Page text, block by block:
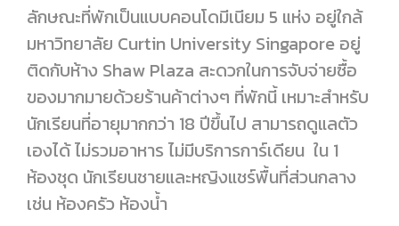
ลักษณะที่พักเป็นแบบคอนโดมีเนียม 5 แห่ง อยู่ใกล้
มหาวิทยาลัย Curtin University Singapore อยู่
ติดกับห้าง Shaw Plaza สะดวกในการจับจ่ายซื้อ
ของมากมายด้วยร้านค้าต่างๆ ที่พักนี้ เหมาะสำหรับ
นักเรียนที่อายุมากกว่า 18 ปีขึ้นไป สามารถดูแลตัว
เองได้ ไม่รวมอาหาร ไม่มีบริการการ์เดียน ใน 1
ห้องชุด นักเรียนชายและหญิงแชร์พื้นที่ส่วนกลาง
เช่น ห้องครัว ห้องน้ำ